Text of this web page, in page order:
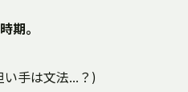
期。
い手は文法…？)